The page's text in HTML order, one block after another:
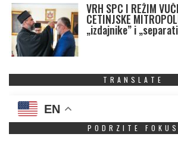
VRH SPC I REŽIM
CETINJSKE
„izdajnike” i
TRANSLATE
EN
PODRZITE FOKUS